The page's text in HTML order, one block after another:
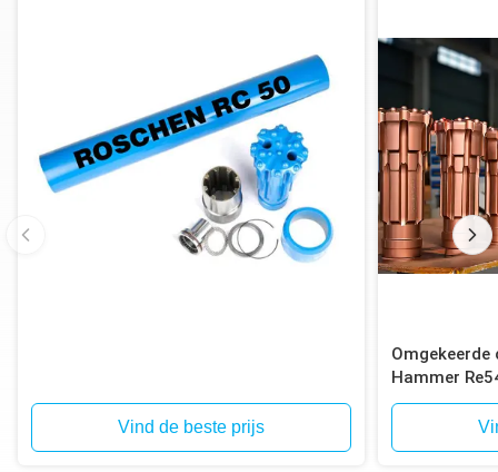
Vind de beste prijs
Omgekeerde
Hammer
circulatie